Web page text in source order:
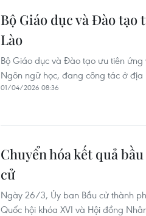
Bộ Giáo dục và Đào tạo
Lào
Bộ Giáo dục và Đào tạo ưu tiên
Ngôn ngữ học, đang công tác ở
01/04/2026 08:36
Chuyển hóa kết quả
cử
Ngày 26/3, Ủy ban Bầu cử thành
Quốc hội khóa XVI và Hội đồng